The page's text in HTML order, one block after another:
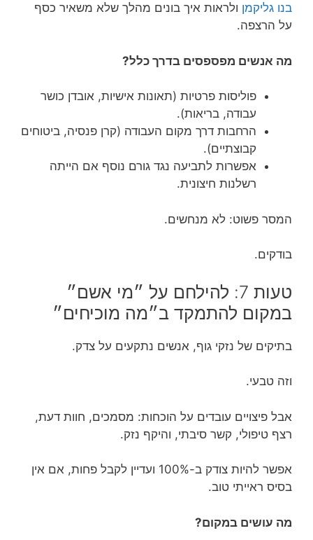
בנו גליקמן ולראות איך בונים מהלך שלא משאיר כסף
על הרצפה.
מה אנשים מפספסים בדרך כלל?
פוליסות פרטיות (תאונות אישיות, אובדן כושר
עבודה, בריאות).
הרחבות דרך מקום העבודה (קרן פנסיה, ביטוחים
קבוצתיים).
אפשרות לתביעה נגד גורם נוסף אם הייתה
רשלנות חיצונית.
המסר פשוט: לא מנחשים.
בודקים.
טעות 7: להילחם על ״מי אשם״
במקום להתמקד ב״מה מוכיחים״
בתיקים של נזקי גוף, אנשים נתקעים על צדק.
וזה טבעי.
אבל פיצויים עובדים על הוכחות: מסמכים, חוות דעת,
רצף טיפולי, קשר סיבתי, והיקף נזק.
אפשר להיות צודק ב-100% ועדיין לקבל פחות, אם אין
בסיס ראייתי טוב.
מה עושים במקום?